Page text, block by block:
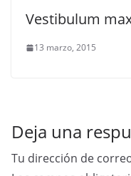
Vestibulum
13 marzo, 2015
Deja una
Tu dirección de